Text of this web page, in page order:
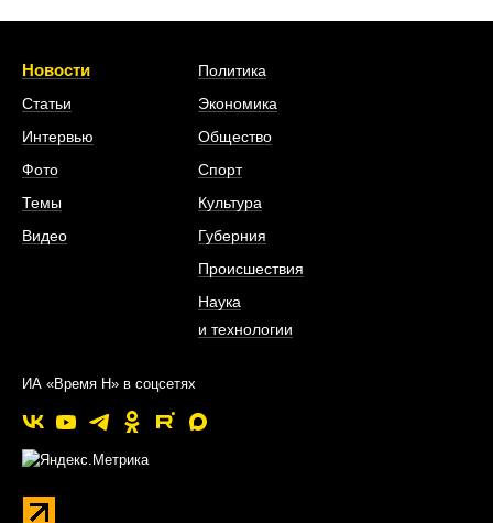
Новости
Статьи
Интервью
Фото
Темы
Видео
Политика
Экономика
Общество
Спорт
Культура
Губерния
Происшествия
Наука
и технологии
ИА «Время Н» в соцсетях